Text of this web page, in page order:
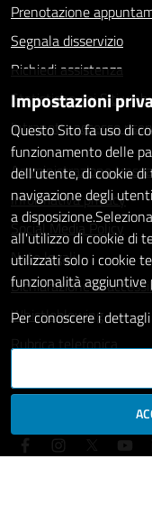
Prenotazione
Segnala disservizio
Richiedi assistenza
Statistiche dei Siti web
Intranet - accesso
Amministrazione
Informativa privacy
Social Media Policy
Note legali
Dichiarazione di
Whistleblowing
Rubrica telefonica
SEGUICI SU
Impostazioni
Questo Sito fa uso di
funzionamento delle
dell'utente, di cookie
navigazione degli
a
all'utilizzo di cookie di
utilizzati solo i cookie
funzionalità aggiuntive
Per conoscere i